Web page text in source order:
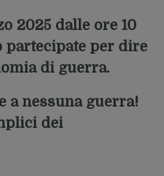
2025 dalle ore 10
partecipate per dire
di guerra.
a nessuna guerra!
dei